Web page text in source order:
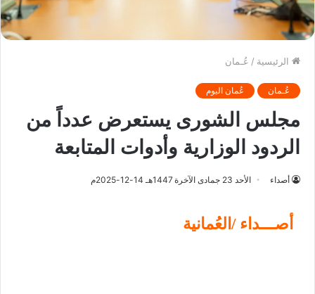
الرئيسية / عُـمان
عُـمان عُمان اليوم
مجلس الشورى يستعرض عدداً من
الردود الوزارية وأدوات المتابعة
أصداء الأحد 23 جمادى الآخرة 1447هـ 14-12-2025م
أصـــداء /العُمانية